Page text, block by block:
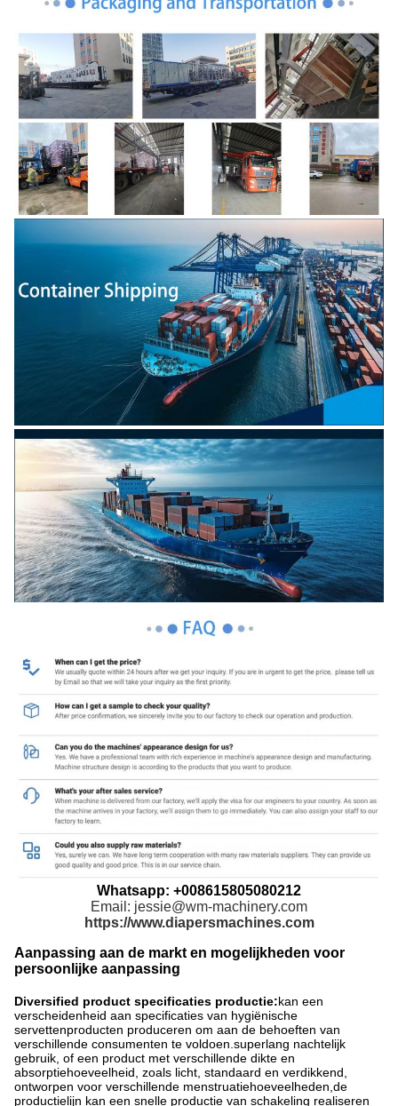
Whatsapp: +008615805080212
Email: jessie@wm-machinery.com
https://www.diapersmachines.com
Aanpassing aan de markt en mogelijkheden voor
persoonlijke aanpassing
Diversified product specificaties productie:kan een
verscheidenheid aan specificaties van hygiënische
servettenproducten produceren om aan de behoeften van
verschillende consumenten te voldoen.superlang nachtelijk
gebruik, of een product met verschillende dikte en
absorptiehoeveelheid, zoals licht, standaard en verdikkend,
ontworpen voor verschillende menstruatiehoeveelheden,de
productielijn kan een snelle productie van schakeling realiseren